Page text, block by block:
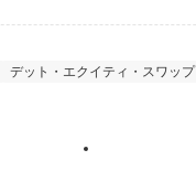
デット・エクイティ・スワップ